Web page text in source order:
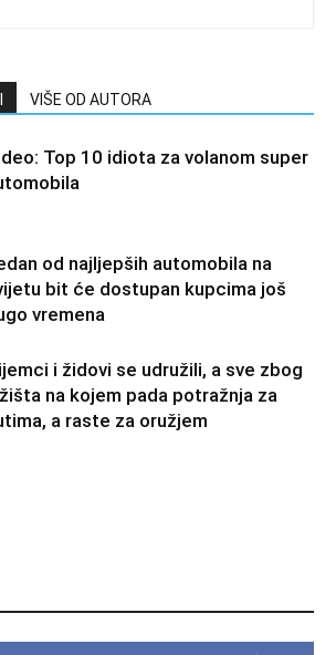
VIŠE OD AUTORA
Top 10 idiota za volanom super
od najljepših automobila na
bit će dostupan kupcima još
vremena
i židovi se udružili, a sve zbog
na kojem pada potražnja za
a raste za oružjem